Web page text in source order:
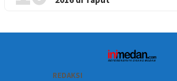
REDAKSI